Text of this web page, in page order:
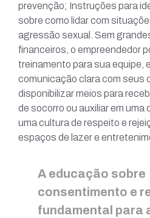
prevenção; Instruções para
sobre como lidar com
agressão sexual. Sem
financeiros, o empreendedor
treinamento para sua equipe,
comunicação clara com seus
disponibilizar meios para
de socorro ou auxiliar em uma
uma cultura de respeito e
espaços de lazer e
A educação sobre
consentimento e
fundamental para